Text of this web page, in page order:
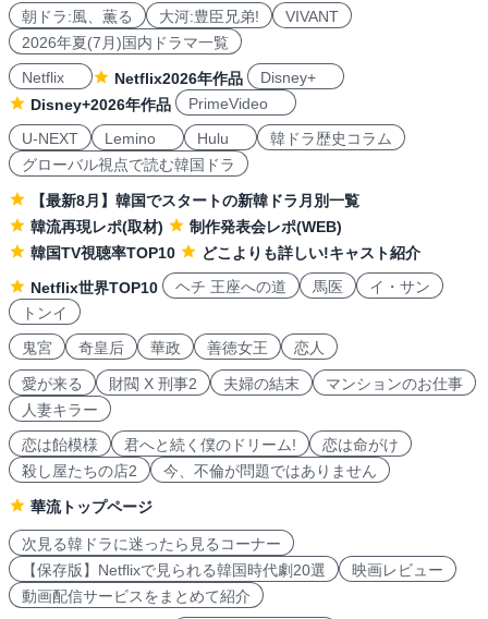
朝ドラ:風、薫る 大河:豊臣兄弟!
VIVANT
2026年夏(7月)国内ドラマ一覧
Netflix
Netflix2026年作品
Disney+
Disney+2026年作品
PrimeVideo
U-NEXT
Lemino Hulu
韓ドラ歴史コラム
グローバル視点で読む韓国ドラ
【最新8月】韓国でスタートの新韓ドラ月別一覧
韓流再現レポ(取材)
制作発表会レポ(WEB)
韓国TV視聴率TOP10
どこよりも詳しい!キャスト紹介
Netflix世界TOP10
ヘチ 王座への道 馬医
イ・サン
トンイ
鬼宮
奇皇后 華政 善徳女王 恋人
愛が来る 財閥 X 刑事2 夫婦の結末
マンションのお仕事
人妻キラー
恋は飴模様
君へと続く僕のドリーム!
恋は命がけ
殺し屋たちの店2
今、不倫が問題ではありません
華流トップページ
次見る韓ドラに迷ったら見るコーナー
【保存版】Netflixで見られる韓国時代劇20選
映画レビュー
動画配信サービスをまとめて紹介